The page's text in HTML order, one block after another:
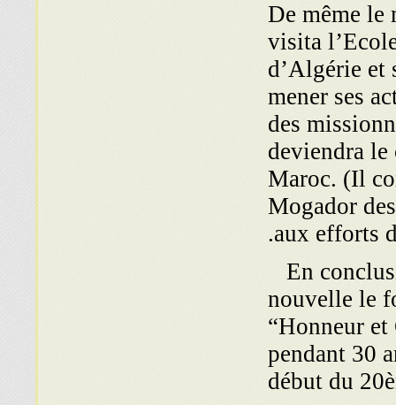
De même
visita
d’Algérie et
mener ses
des
deviendra le
Maroc. (Il
Mogador
aux efforts
En
nouvelle le
“Honneur
pendant 30
début du